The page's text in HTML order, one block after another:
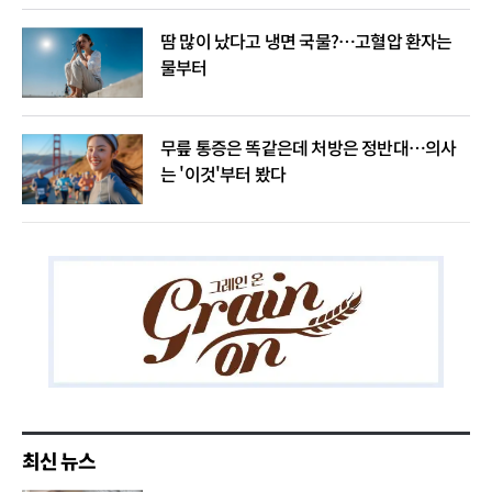
땀 많이 났다고 냉면 국물?…고혈압 환자는
물부터
무릎 통증은 똑같은데 처방은 정반대…의사
는 '이것'부터 봤다
최신 뉴스